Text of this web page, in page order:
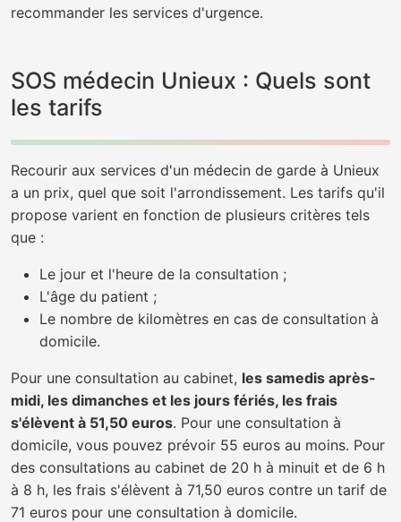
recommander les services d'urgence.
SOS médecin Unieux : Quels sont
les tarifs
Recourir aux services d'un médecin de garde à Unieux
a un prix, quel que soit l'arrondissement. Les tarifs qu'il
propose varient en fonction de plusieurs critères tels
que :
Le jour et l'heure de la consultation ;
L'âge du patient ;
Le nombre de kilomètres en cas de consultation à
domicile.
Pour une consultation au cabinet, les samedis après-
midi, les dimanches et les jours fériés, les frais
s'élèvent à 51,50 euros. Pour une consultation à
domicile, vous pouvez prévoir 55 euros au moins. Pour
des consultations au cabinet de 20 h à minuit et de 6 h
à 8 h, les frais s'élèvent à 71,50 euros contre un tarif de
71 euros pour une consultation à domicile.